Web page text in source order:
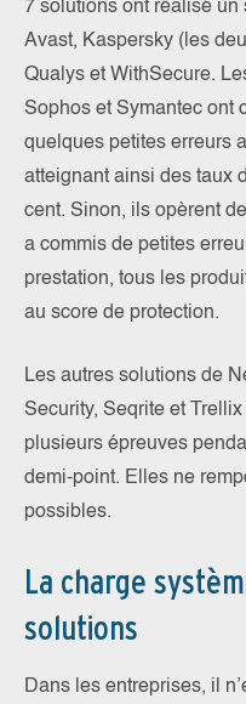
7 solutions ont réalisé un
Avast, Kaspersky (les
Qualys et WithSecure.
Sophos et Symantec ont
quelques petites erreurs
atteignant ainsi des taux
cent. Sinon, ils opèrent
a commis de petites
prestation, tous les
au score de protection.
Les autres solutions de
Security, Seqrite et
plusieurs épreuves
demi-point. Elles ne
possibles.
La charge
solutions
Dans les entreprises, il